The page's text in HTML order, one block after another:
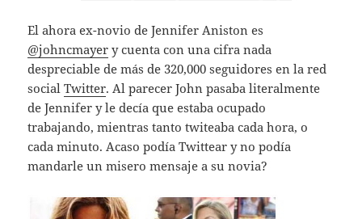
El ahora ex-novio de Jennifer Aniston es
@johncmayer y cuenta con una cifra nada
despreciable de más de 320,000 seguidores en la red
socialTwitter. Al parecer John pasaba literalmente
de Jennifer y le decía que estaba ocupado
trabajando, mientras tanto twiteaba cada hora, o
cada minuto. Acaso podía Twittear y no podía
mandarle un misero mensaje a su novia?